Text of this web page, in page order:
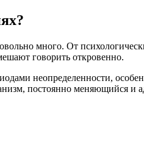
много. От
говорить откровенно.
неопределенности,
постоянно меняющийся и